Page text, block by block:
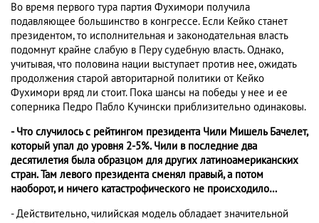
Во время первого тура партия Фухимори получила
подавляющее большинство в конгрессе. Если Кейко станет
президентом, то исполнительная и законодательная власть
подомнут крайне слабую в Перу судебную власть. Однако,
учитывая, что половина нации выступает против нее, ожидать
продолжения старой авторитарной политики от Кейко
Фухимори вряд ли стоит. Пока шансы на победы у нее и ее
соперника Педро Пабло Кучински приблизительно одинаковы.
- Что случилось с рейтингом президента Чили Мишель Бачелет,
который упал до уровня 2-5%. Чили в последние два
десятилетия была образцом для других латиноамериканских
стран. Там левого президента сменял правый, а потом
наоборот, и ничего катастрофического не происходило…
- Действительно, чилийская модель обладает значительной